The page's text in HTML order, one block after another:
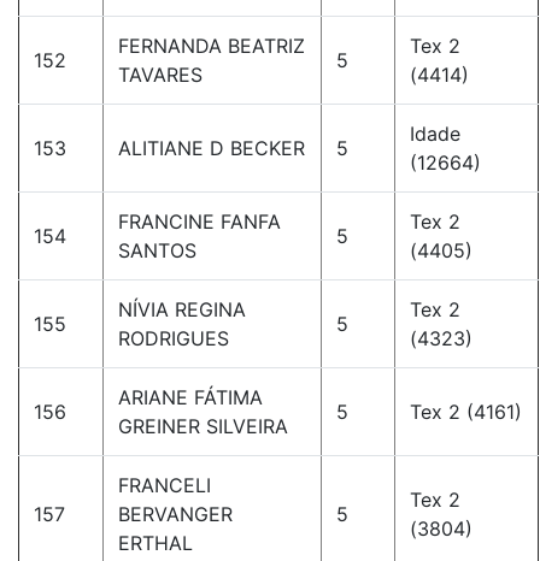
152
FERNANDA BEATRIZ
TAVARES
5
Tex 2
(4414)
153 ALITIANE D BECKER 5
Idade
(12664)
154
FRANCINE FANFA
SANTOS
5
Tex 2
(4405)
155
NÍVIA REGINA
RODRIGUES
5
Tex 2
(4323)
156
ARIANE FÁTIMA
GREINER SILVEIRA
5 Tex 2 (4161)
157
FRANCELI
BERVANGER
ERTHAL
5
Tex 2
(3804)